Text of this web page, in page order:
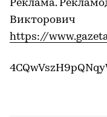
Реклама.
Викторович
https://